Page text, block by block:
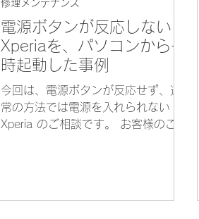
電源ボタンが反応しない
Xperiaを、パソコンから一
時起動した事例
今回は、電源ボタンが反応せず、通
常の方法では電源を入れられない
Xperia のご相談です。 お客様のご希
修理メンテナンス